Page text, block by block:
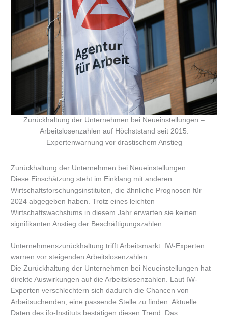
Zurückhaltung der Unternehmen bei Neueinstellungen –
Arbeitslosenzahlen auf Höchststand seit 2015:
Expertenwarnung vor drastischem Anstieg
Zurückhaltung der Unternehmen bei Neueinstellungen
Diese Einschätzung steht im Einklang mit anderen
Wirtschaftsforschungsinstituten, die ähnliche Prognosen für
2024 abgegeben haben. Trotz eines leichten
Wirtschaftswachstums in diesem Jahr erwarten sie keinen
signifikanten Anstieg der Beschäftigungszahlen.
Unternehmenszurückhaltung trifft Arbeitsmarkt: IW-Experten
warnen vor steigenden Arbeitslosenzahlen
Die Zurückhaltung der Unternehmen bei Neueinstellungen hat
direkte Auswirkungen auf die Arbeitslosenzahlen. Laut IW-
Experten verschlechtern sich dadurch die Chancen von
Arbeitsuchenden, eine passende Stelle zu finden. Aktuelle
Daten des ifo-Instituts bestätigen diesen Trend: Das